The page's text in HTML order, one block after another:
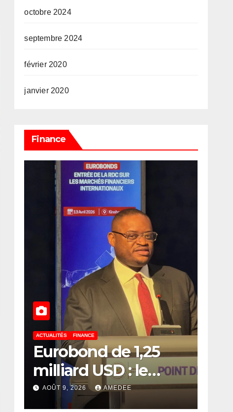
octobre 2024
septembre 2024
février 2020
janvier 2020
Finance
ACTUALITÉS FINANCE
Eurobond de 1,25
milliard USD : le
député Flory
Mapamboli relève 4
AOÛT 9, 2026 AMEDEE